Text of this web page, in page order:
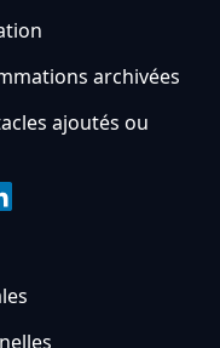
archivées
ajoutés ou